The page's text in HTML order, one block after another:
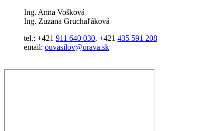
Ing. Anna Vošková
Ing. Zuzana Gruchaľáková
tel.: +421 911 640 030, +421 435 591 208
email: ouvasilov@orava.sk